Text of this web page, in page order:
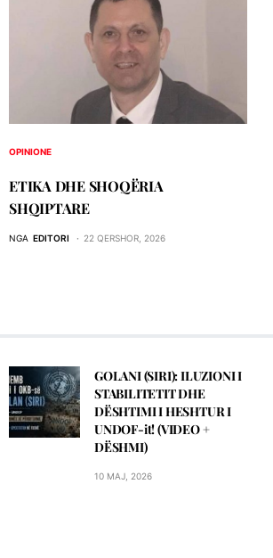
OPINIONE
ETIKA DHE SHOQЁRIA
SHQIPTARE
NGA EDITORI 22 QERSHOR, 2026
GOLANI (SIRI): ILUZIONI I
STABILITETIT DHE
DËSHTIMI I HESHTUR I
UNDOF-it! (VIDEO +
DЁSHMI)
10 MAJ, 2026